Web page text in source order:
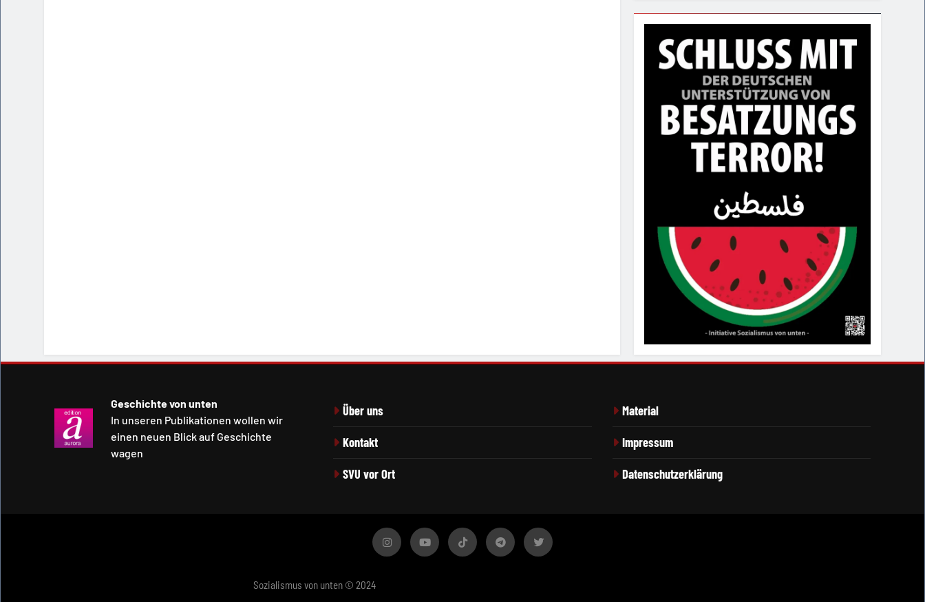
Geschichte von unten
In unseren Publikationen wollen wir
einen neuen Blick auf Geschichte
wagen
Über uns
Kontakt
SVU vor Ort
Material
Impressum
Datenschutzerklärung
Sozialismus von unten © 2024